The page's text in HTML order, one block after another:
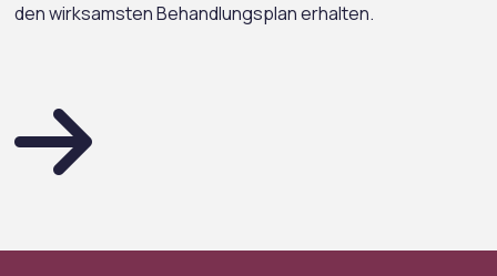
den wirksamsten Behandlungsplan erhalten.